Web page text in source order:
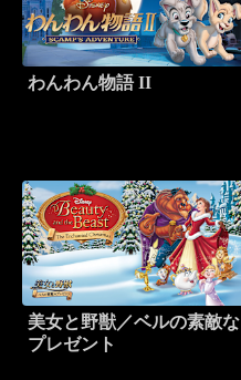
わんわん物語 II
美女と野獣／ベルの素敵な
プレゼント